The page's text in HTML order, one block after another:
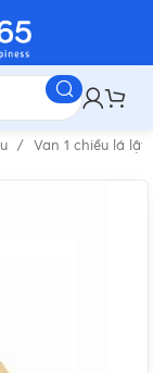
Van 1 chiều lá lật